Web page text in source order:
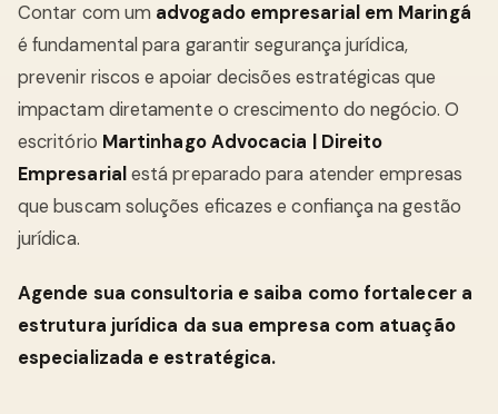
Contar com um advogado empresarial em Maringá
é fundamental para garantir segurança jurídica,
prevenir riscos e apoiar decisões estratégicas que
impactam diretamente o crescimento do negócio. O
escritório Martinhago Advocacia | Direito
Empresarialestá preparado para atender empresas
que buscam soluções eficazes e confiança na gestão
jurídica.
Agende sua consultoria e saiba como fortalecer a
estrutura jurídica da sua empresa com atuação
especializada e estratégica.